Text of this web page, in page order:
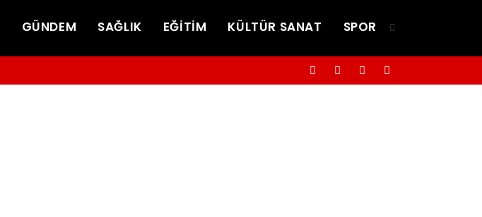
GÜNDEM SAĞLIK EĞİTİM KÜLTÜR SANAT SPOR